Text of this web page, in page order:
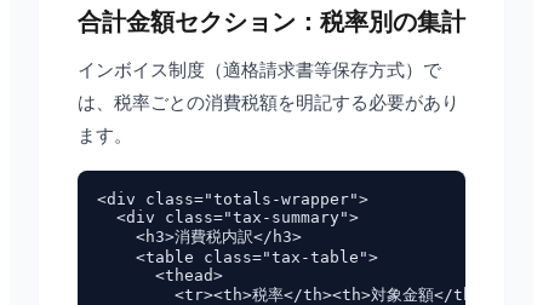
合計金額セクション：税率別の集計
インボイス制度（適格請求書等保存方式）で
は、税率ごとの消費税額を明記する必要があり
ます。
<div class="totals-wrapper">
  <div class="tax-summary">
    <h3>消費税内訳</h3>
    <table class="tax-table">
      <thead>
<tr><th>税率</th><th>対象金額</th><th>消